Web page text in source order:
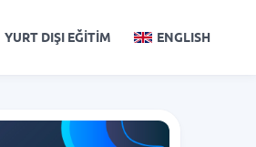
YURT DIŞI EĞİTİM ENGLISH